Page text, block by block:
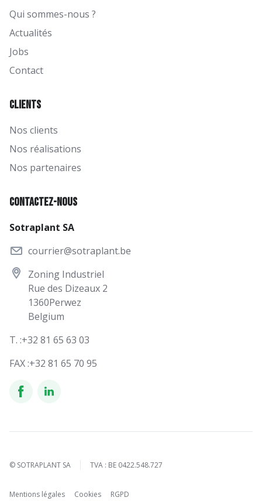
Qui sommes-nous ?
Actualités
Jobs
Contact
Clients
Nos clients
Nos réalisations
Nos partenaires
Contactez-nous
Sotraplant SA
courrier@sotraplant.be
Zoning Industriel
Rue des Dizeaux 2
1360Perwez
Belgium
T. :+32 81 65 63 03
FAX :+32 81 65 70 95
© SOTRAPLANT SA TVA : BE 0422.548.727
Mentions légales Cookies RGPD